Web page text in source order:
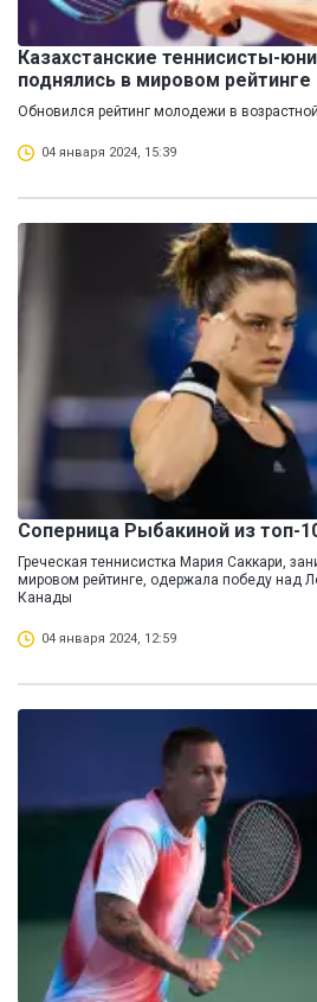
Казахстанские теннисисты-
поднялись в мировом рейтинге
Обновился рейтинг молодежи в
04 января 2024, 15:39
Cоперница Рыбакиной из топ-
Греческая теннисистка Мария Саккари,
мировом рейтинге, одержала победу над
Канады
04 января 2024, 12:59